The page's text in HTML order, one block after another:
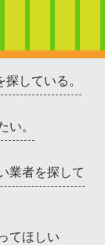
している。
。
業者を探して
てほしい